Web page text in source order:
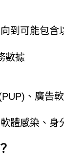
到可能包含
數據
、廣告
體感染、